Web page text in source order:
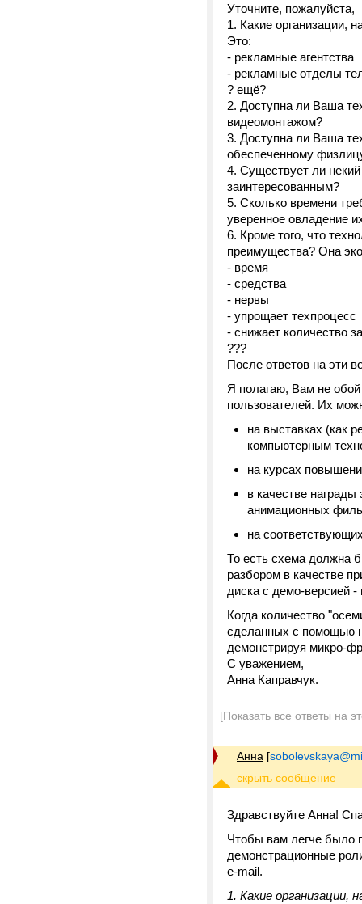
Уточните, пожалуйста,
1. Какие организации,
Это:
- рекламные агентства
- рекламные отделы
? ещё?
2. Доступна ли Ваша
видеомонтажом?
3. Доступна ли Ваша
обеспеченному
4. Существует ли
заинтересованным?
5. Сколько времени
уверенное овладение
6. Кроме того, что
преимущества? Она
- время
- средства
- нервы
- упрощает техпроцесс
- снижает количество
???
После ответов на эти
Я полагаю, Вам не
пользователей. Их
на выставках (как
компьютерным
на курсах
в качестве
анимационных
на
То есть схема должна
разбором в качестве
диска с демо-версией
Когда количество
сделанных с помощью
демонстрируя микро-
С уважением,
Анна Каправчук.
[Показать все ответы на
Анна [
Здравствуйте Анна!
Чтобы вам легче было
демонстрационные
e-mail.
1. Какие организации,